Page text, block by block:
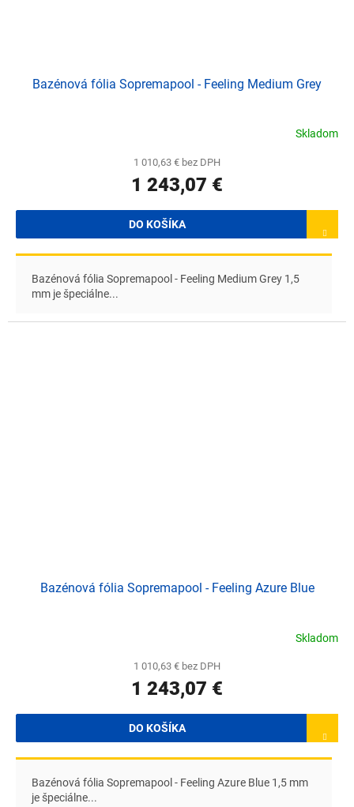
Bazénová fólia Sopremapool - Feeling Medium Grey
Skladom
1 010,63 € bez DPH
1 243,07 €
DO KOŠÍKA
Bazénová fólia Sopremapool - Feeling Medium Grey 1,5
mm je špeciálne...
Bazénová fólia Sopremapool - Feeling Azure Blue
Skladom
1 010,63 € bez DPH
1 243,07 €
DO KOŠÍKA
Bazénová fólia Sopremapool - Feeling Azure Blue 1,5 mm
je špeciálne...